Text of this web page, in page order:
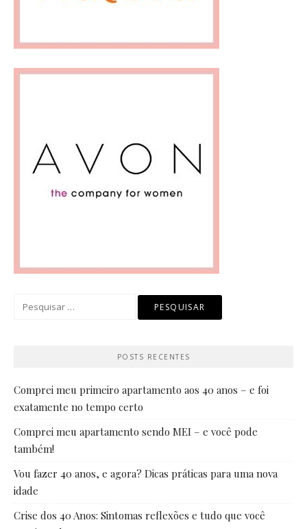
POSTS RECENTES
Comprei meu primeiro apartamento aos 40 anos – e foi
exatamente no tempo certo
Comprei meu apartamento sendo MEI – e você pode
também!
Vou fazer 40 anos, e agora? Dicas práticas para uma nova
idade
Crise dos 40 Anos: Sintomas reflexões e tudo que você